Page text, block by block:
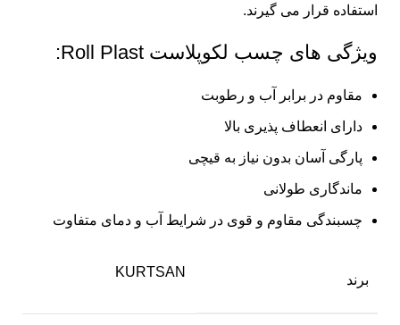
استفاده قرار می گیرند.
ویژگی های چسب لکوپلاست Roll Plast:
مقاوم در برابر آب و رطوبت
دارای انعطاف پذیری بالا
پارگی آسان بدون نیاز به قیچی
ماندگاری طولانی
چسبندگی مقاوم و قوی در شرایط آب و دمای متفاوت
برند
KURTSAN